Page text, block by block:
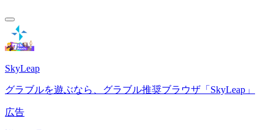
SkyLeap
グラブルを遊ぶなら、グラブル推奨ブラウザ「SkyLeap」
広告